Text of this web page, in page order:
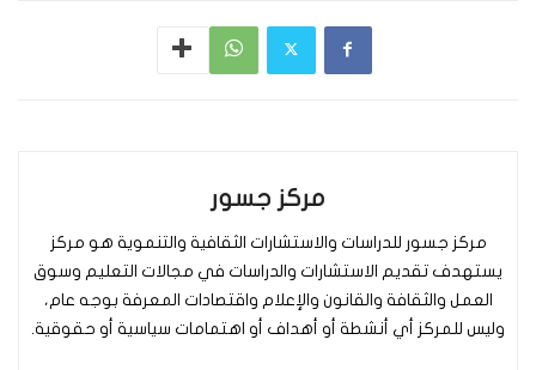
مركز جسور
مركز جسور للدراسات والاستشارات الثقافية والتنموية هو مركز
يستهدف تقديم الاستشارات والدراسات في مجالات التعليم وسوق
العمل والثقافة والقانون والإعلام واقتصادات المعرفة بوجه عام،
وليس للمركز أي أنشطة أو أهداف أو اهتمامات سياسية أو حقوقية.